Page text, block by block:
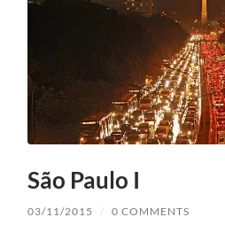
São Paulo I
03/11/2015 / 0 COMMENTS